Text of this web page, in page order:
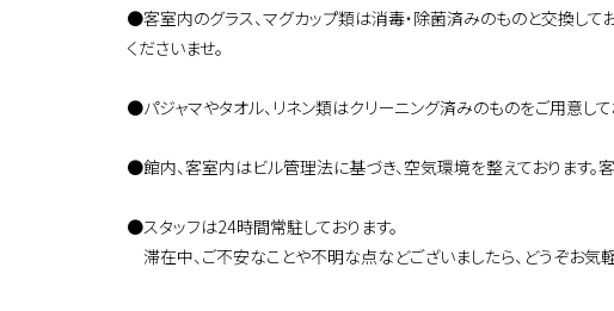
●客室内のグラス、マグカップ類は消毒・除菌済みのものと交換して
くださいませ。
●パジャマやタオル、リネン類はクリーニング済みのものをご用意して
●館内、客室内はビル管理法に基づき、空気環境を整えております
●スタッフは24時間常駐しております。
滞在中、ご不安なことや不明な点などございましたら、どうぞお気